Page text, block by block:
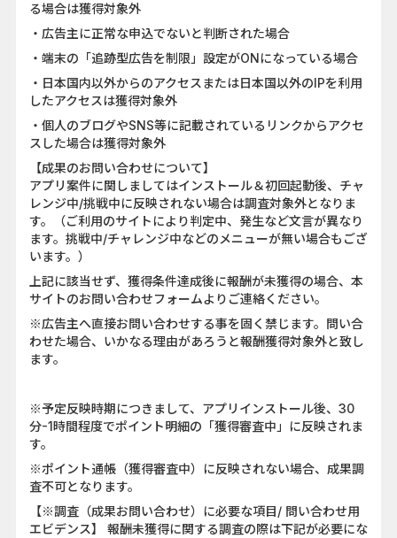
る場合は獲得対象外
・広告主に正常な申込でないと判断された場合
・端末の「追跡型広告を制限」設定がONになっている場合
・日本国内以外からのアクセスまたは日本国以外のIPを利用
したアクセスは獲得対象外
・個人のブログやSNS等に記載されているリンクからアクセ
スした場合は獲得対象外
【成果のお問い合わせについて】
アプリ案件に関しましてはインストール＆初回起動後、チャ
レンジ中/挑戦中に反映されない場合は調査対象外となりま
す。（ご利用のサイトにより判定中、発生など文言が異なり
ます。挑戦中/チャレンジ中などのメニューが無い場合もござ
います。）
上記に該当せず、獲得条件達成後に報酬が未獲得の場合、本
サイトのお問い合わせフォームよりご連絡ください。
※広告主へ直接お問い合わせする事を固く禁じます。問い合
わせた場合、いかなる理由があろうと報酬獲得対象外と致し
ます。
※予定反映時期につきまして、アプリインストール後、30
分-1時間程度でポイント明細の「獲得審査中」に反映されま
す。
※ポイント通帳（獲得審査中）に反映されない場合、成果調
査不可となります。
【※調査（成果お問い合わせ）に必要な項目/ 問い合わせ用
エビデンス】 報酬未獲得に関する調査の際は下記が必要にな